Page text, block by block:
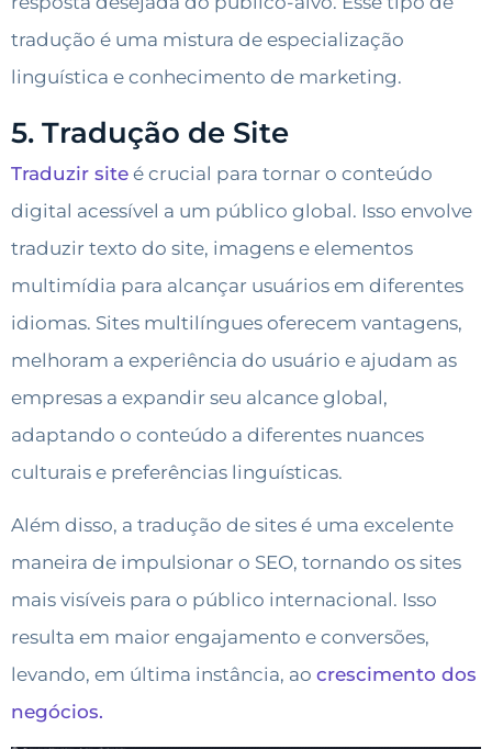
tradução é uma mistura de especialização
linguística e conhecimento de marketing.
5. Tradução de Site
Traduzir site é crucial para tornar o conteúdo
digital acessível a um público global. Isso envolve
traduzir texto do site, imagens e elementos
multimídia para alcançar usuários em diferentes
idiomas. Sites multilíngues oferecem vantagens,
melhoram a experiência do usuário e ajudam as
empresas a expandir seu alcance global,
adaptando o conteúdo a diferentes nuances
culturais e preferências linguísticas.
Além disso, a tradução de sites é uma excelente
maneira de impulsionar o SEO, tornando os sites
mais visíveis para o público internacional. Isso
resulta em maior engajamento e conversões,
levando, em última instância, ao crescimento dos
negócios.